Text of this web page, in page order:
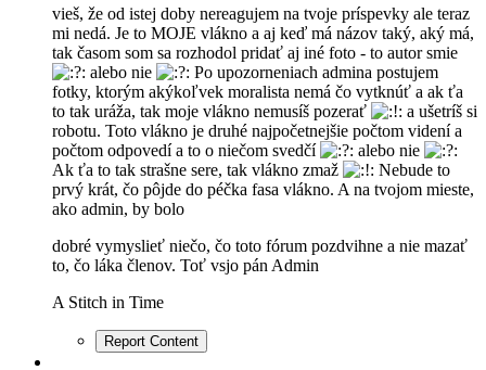
vieš, že od istej doby nereagujem na tvoje príspevky ale teraz
mi nedá. Je to MOJE vlákno a aj keď má názov taký, aký má,
tak časom som sa rozhodol pridať aj iné foto - to autor smie
alebo nie
Po upozorneniach admina postujem
fotky, ktorým akýkoľvek moralista nemá čo vytknúť a ak ťa
to tak uráža, tak moje vlákno nemusíš pozerať
a ušetríš si
robotu. Toto vlákno je druhé najpočetnejšie počtom videní a
počtom odpovedí a to o niečom svedčí
alebo nie
Ak ťa to tak strašne sere, tak vlákno zmaž
Nebude to
prvý krát, čo pôjde do péčka fasa vlákno. A na tvojom mieste,
ako admin, by bolo
dobré vymyslieť niečo, čo toto fórum pozdvihne a nie mazať
to, čo láka členov. Toť vsjo pán Admin
A Stitch in Time
Report Content